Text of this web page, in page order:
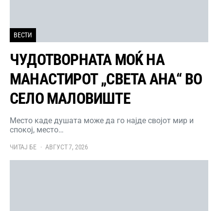
ВЕСТИ
ЧУДОТВОРНАТА МОЌ НА
МАНАСТИРОТ „СВЕТА АНА“ ВО
СЕЛО МАЛОВИШТЕ
Место каде душата може да го најде својот мир и
спокој, место…
ЧИТАЈ БЕ АВГУСТ 7, 2026